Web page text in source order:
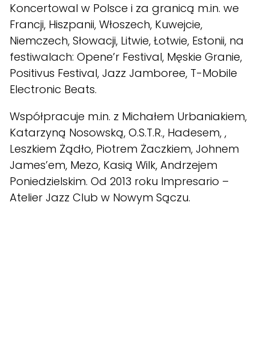
Koncertowal w Polsce i za granicą m.in. we
Francji, Hiszpanii, Włoszech, Kuwejcie,
Niemczech, Słowacji, Litwie, Łotwie, Estonii, na
festiwalach: Opene’r Festival, Męskie Granie,
Positivus Festival, Jazz Jamboree, T-Mobile
Electronic Beats.
Współpracuje m.in. z Michałem Urbaniakiem,
Katarzyną Nosowską, O.S.T.R., Hadesem, ,
Leszkiem Żądło, Piotrem Żaczkiem, Johnem
James’em, Mezo, Kasią Wilk, Andrzejem
Poniedzielskim. Od 2013 roku Impresario –
Atelier Jazz Club w Nowym Sączu.